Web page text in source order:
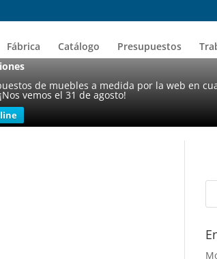
de muebles a medida por la web en
vemos el 31 de agosto!
Fábrica Catálogo Presupuestos